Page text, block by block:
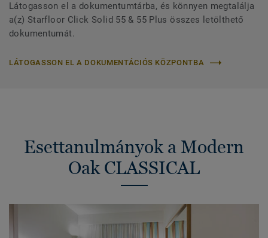
Látogasson el a dokumentumtárba, és könnyen megtalálja
a(z) Starfloor Click Solid 55 & 55 Plus összes letölthető
dokumentumát.
LÁTOGASSON EL A DOKUMENTÁCIÓS KÖZPONTBA
Esettanulmányok a Modern
Oak CLASSICAL